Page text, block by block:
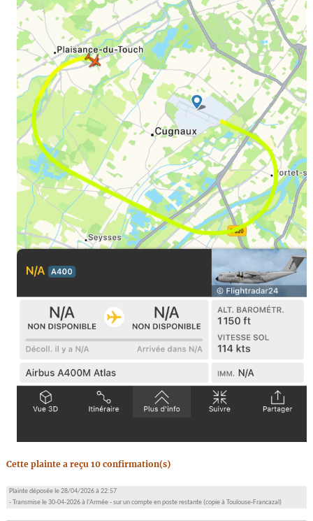
Cette plainte a reçu 10 confirmation(s)
Plainte déposée le 28/04/2026 à 22:57
- Transmise le 30-04-2026 à l'Armée - sur un compte en poste restante (copie à Toulouse-Francazal)